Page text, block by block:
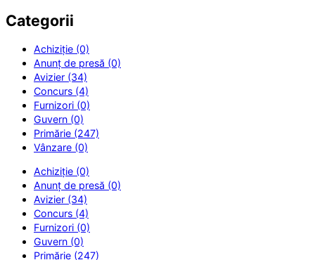
Categorii
Achiziție (0)
Anunț de presă (0)
Avizier (34)
Concurs (4)
Furnizori (0)
Guvern (0)
Primărie (247)
Vânzare (0)
Achiziție (0)
Anunț de presă (0)
Avizier (34)
Concurs (4)
Furnizori (0)
Guvern (0)
Primărie (247)